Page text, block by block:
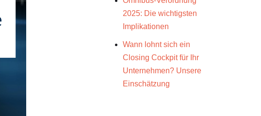
2025: Die wichtigsten
Implikationen
Wann lohnt sich ein
Closing Cockpit für Ihr
Unternehmen? Unsere
Einschätzung